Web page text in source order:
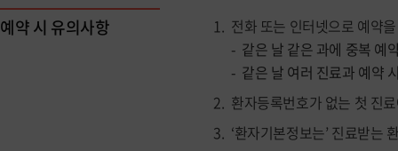
예약 시 유의사항
전화 또는 인터넷으로 예약
같은 날 같은 과에 중복 예
같은 날 여러 진료과 예약
환자등록번호가 없는 첫 진
‘환자기본정보는’ 진료받는